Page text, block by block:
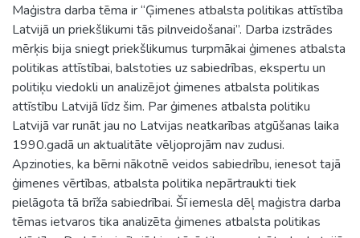
Maģistra darba tēma ir “Ģimenes atbalsta politikas attīstība
Latvijā un priekšlikumi tās pilnveidošanai”. Darba izstrādes
mērķis bija sniegt priekšlikumus turpmākai ģimenes atbalsta
politikas attīstībai, balstoties uz sabiedrības, ekspertu un
politiķu viedokli un analizējot ģimenes atbalsta politikas
attīstību Latvijā līdz šim. Par ģimenes atbalsta politiku
Latvijā var runāt jau no Latvijas neatkarības atgūšanas laika
1990.gadā un aktualitāte vēljoprojām nav zudusi.
Apzinoties, ka bērni nākotnē veidos sabiedrību, ienesot tajā
ģimenes vērtības, atbalsta politika nepārtraukti tiek
pielāgota tā brīža sabiedrībai. Šī iemesla dēļ maģistra darba
tēmas ietvaros tika analizēta ģimenes atbalsta politikas